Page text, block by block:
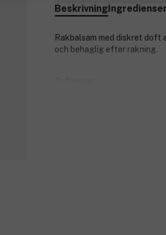
BeskrivningIngredienser
Rakbalsam med diskret doft
och behaglig efter rakning.
Toppnoter: citron,
Hjärtnoter: hyacint,
Basnoter: amber,